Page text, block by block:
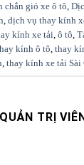
chắn gió xe ô tô
dịch vụ thay kính
kính xe tải ô tô
kính ô tô thay
thay kính xe tải Sài
QUẢN TRỊ VIÊN